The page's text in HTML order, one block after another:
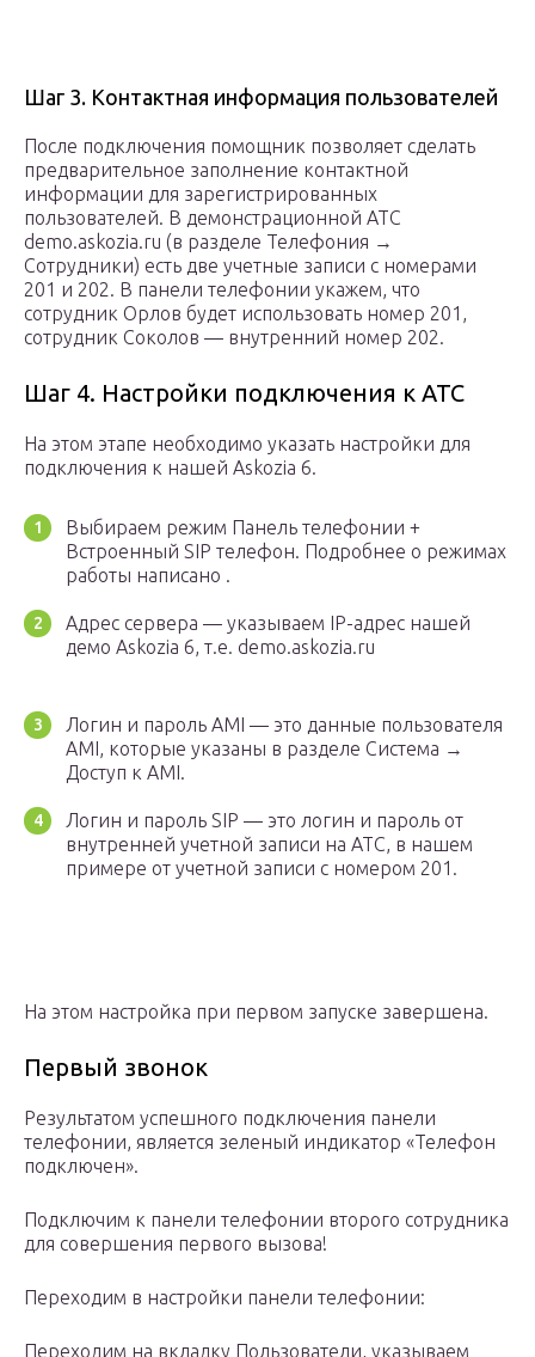
Шаг 3. Контактная информация пользователей
После подключения помощник позволяет сделать
предварительное заполнение контактной
информации для зарегистрированных
пользователей. В демонстрационной АТС
demo.askozia.ru (в разделе Телефония →
Сотрудники) есть две учетные записи с номерами
201 и 202. В панели телефонии укажем, что
сотрудник Орлов будет использовать номер 201,
сотрудник Соколов — внутренний номер 202.
Шаг 4. Настройки подключения к АТС
На этом этапе необходимо указать настройки для
подключения к нашей Askozia 6.
Выбираем режим Панель телефонии +
Встроенный SIP телефон. Подробнее о режимах
работы написано .
Адрес сервера — указываем IP-адрес нашей
демо Askozia 6, т.е. demo.askozia.ru
Логин и пароль AMI — это данные пользователя
AMI, которые указаны в разделе Система →
Доступ к AMI.
Логин и пароль SIP — это логин и пароль от
внутренней учетной записи на АТС, в нашем
примере от учетной записи с номером 201.
На этом настройка при первом запуске завершена.
Первый звонок
Результатом успешного подключения панели
телефонии, является зеленый индикатор «Телефон
подключен».
Подключим к панели телефонии второго сотрудника
для совершения первого вызова!
Переходим в настройки панели телефонии:
Переходим на вкладку Пользователи, указываем